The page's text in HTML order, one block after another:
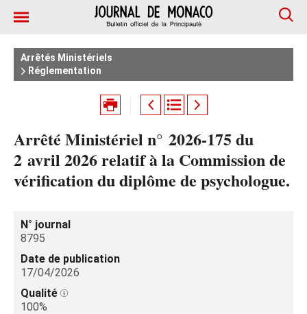
Arrêtés Ministériels
Réglementation
Arrêté Ministériel n° 2026‑175 du
2 avril 2026 relatif à la Commission de
vérification du diplôme de psychologue.
N° journal
8795
Date de publication
17/04/2026
Qualité
100%